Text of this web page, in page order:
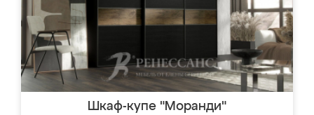
Шкаф-купе "Моранди"